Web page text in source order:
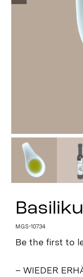
MGS-10734
Be the first to
– WIEDER